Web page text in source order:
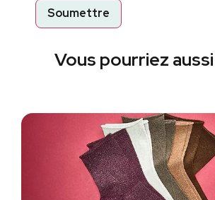
Vous pourriez